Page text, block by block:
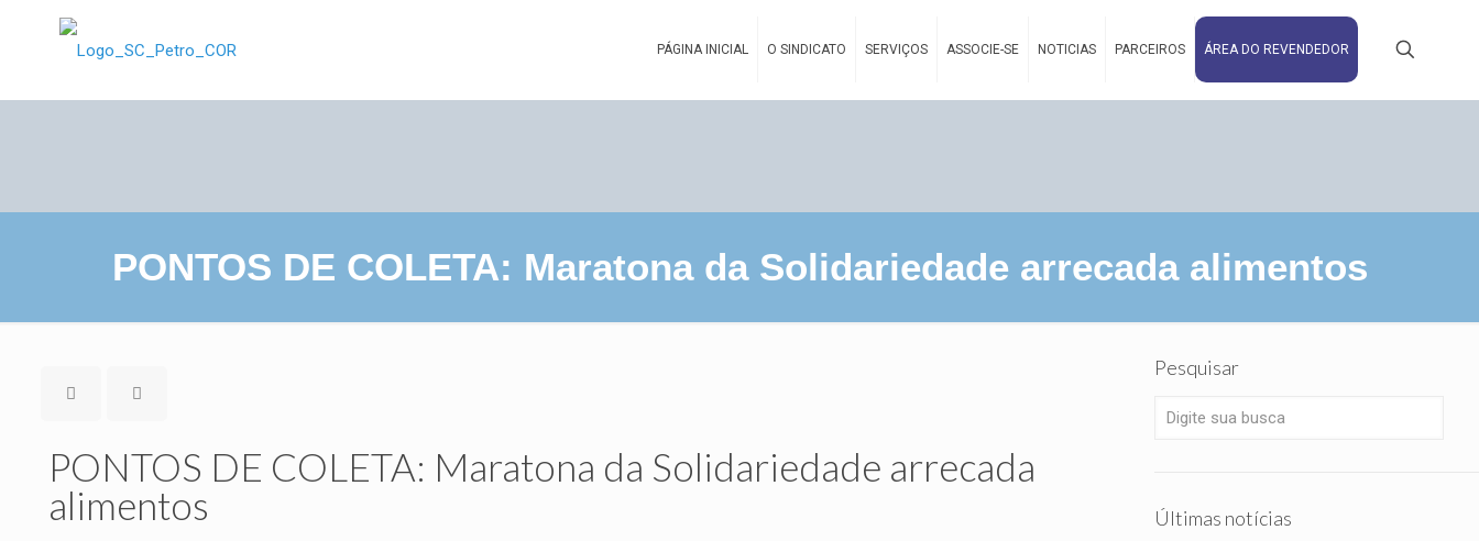
PÁGINA INICIAL O SINDICATO SERVIÇOS ASSOCIE-SE NOTICIAS PARCEIROS ÁREA DO REVENDEDOR
PONTOS DE COLETA: Maratona da Solidariedade arrecada alimentos
PONTOS DE COLETA: Maratona da Solidariedade arrecada
alimentos
Pesquisar
Últimas notícias